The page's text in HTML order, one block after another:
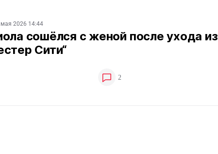
2026 14:44
сошёлся с женой после ухода из
Сити“
2